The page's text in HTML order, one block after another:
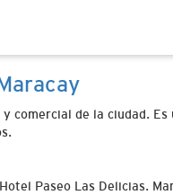
comercial de la ciudad.
Paseo Las Delicias.